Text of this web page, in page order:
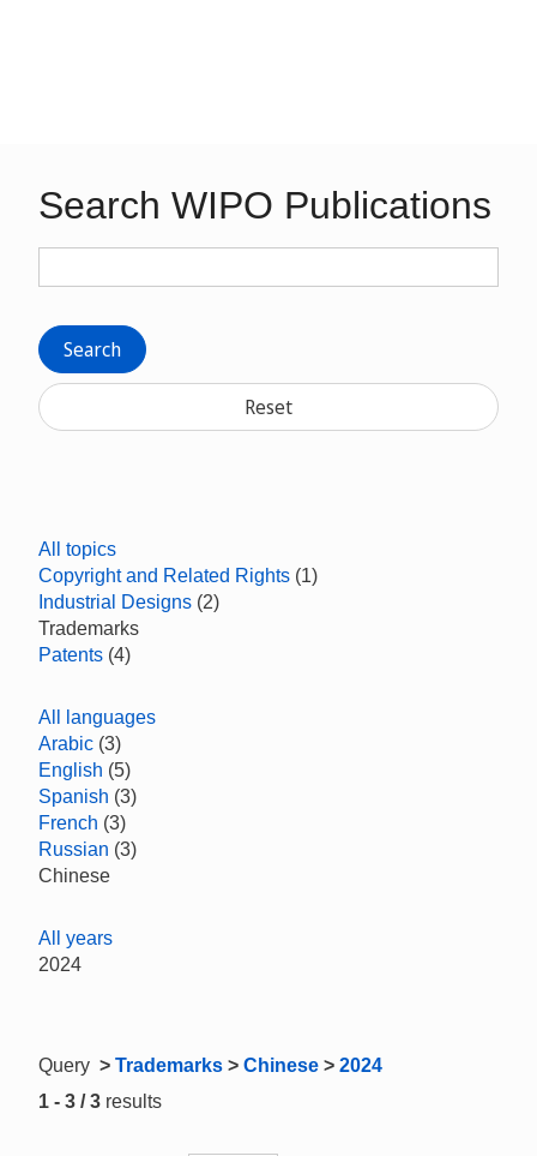
Search WIPO Publications
Search
Reset
All topics
Copyright and Related Rights (1)
Industrial Designs (2)
Trademarks
Patents (4)
All languages
Arabic (3)
English (5)
Spanish (3)
French (3)
Russian (3)
Chinese
All years
2024
Query > Trademarks > Chinese > 2024
1 - 3 / 3 results